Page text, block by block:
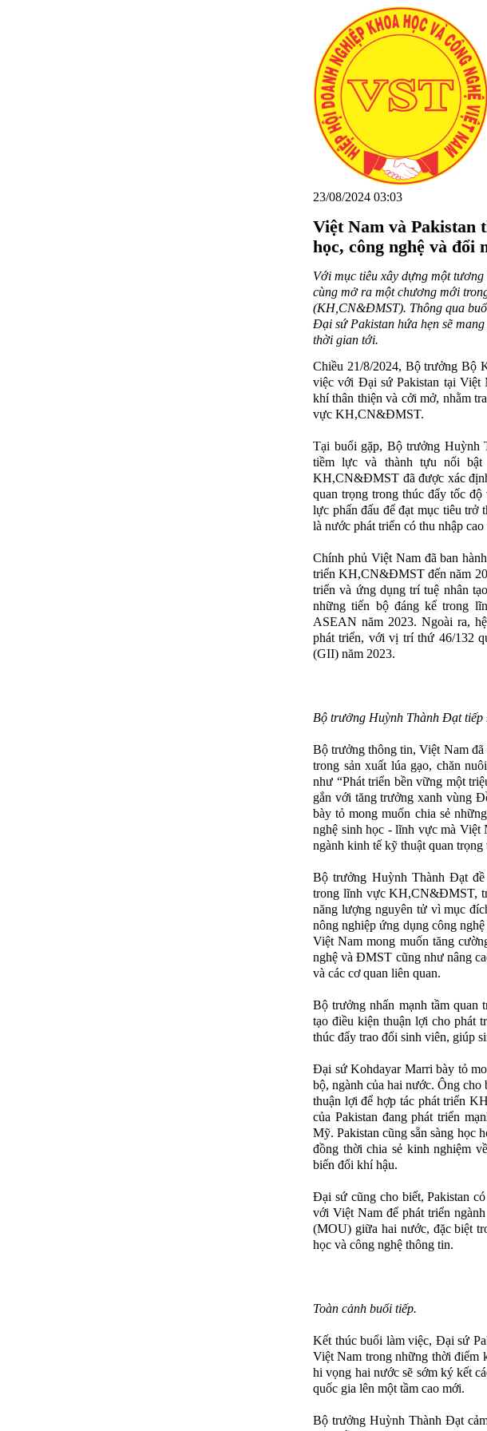
23/08/2024 03:03
Việt Nam và Pakistan
học, công nghệ và đổi
Với mục tiêu xây dựng một
cùng mở ra một chương mới
(KH,CN&ĐMST). Thông qua
Đại sứ Pakistan hứa hẹn sẽ
thời gian tới.
Chiều 21/8/2024, Bộ trưởng Bộ
việc với Đại sứ Pakistan tại Việt
khí thân thiện và cởi mở, nhằm
vực KH,CN&ĐMST.
Tại buổi gặp, Bộ trưởng Huỳnh
tiềm lực và thành tựu nổi
KH,CN&ĐMST đã được xác
quan trọng trong thúc đẩy tốc
lực phấn đấu để đạt mục tiêu trở
là nước phát triển có thu nhập
Chính phủ Việt Nam đã ban
triển KH,CN&ĐMST đến năm
triển và ứng dụng trí tuệ nhân
những tiến bộ đáng kể trong
ASEAN năm 2023. Ngoài ra,
phát triển, với vị trí thứ 46/132
(GII) năm 2023.
Bộ trưởng Huỳnh Thành Đạt
Bộ trưởng thông tin, Việt Nam đã
trong sản xuất lúa gạo, chăn
như “Phát triển bền vững một
gắn với tăng trưởng xanh vùng
bày tỏ mong muốn chia sẻ
nghệ sinh học - lĩnh vực mà Việt
ngành kinh tế kỹ thuật quan
Bộ trưởng Huỳnh Thành Đạt
trong lĩnh vực KH,CN&ĐMST,
năng lượng nguyên tử vì mục
nông nghiệp ứng dụng công
Việt Nam mong muốn tăng
nghệ và ĐMST cũng như nâng
và các cơ quan liên quan.
Bộ trưởng nhấn mạnh tầm quan
tạo điều kiện thuận lợi cho phát
thúc đẩy trao đổi sinh viên, giúp
Đại sứ Kohdayar Marri bày tỏ
bộ, ngành của hai nước. Ông
thuận lợi để hợp tác phát triển
của Pakistan đang phát triển
Mỹ. Pakistan cũng sẵn sàng học
đồng thời chia sẻ kinh nghiệm
biến đổi khí hậu.
Đại sứ cũng cho biết, Pakistan
với Việt Nam để phát triển
(MOU) giữa hai nước, đặc biệt
học và công nghệ thông tin.
Toàn cảnh buổi tiếp.
Kết thúc buổi làm việc, Đại sứ
Việt Nam trong những thời điểm
hi vọng hai nước sẽ sớm ký kết
quốc gia lên một tầm cao mới.
Bộ trưởng Huỳnh Thành Đạt